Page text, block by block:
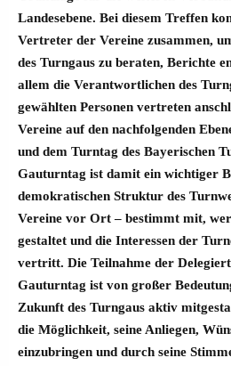
Landesebene. Bei diesem Treffen
Vertreter der Vereine zusammen,
des Turngaus zu beraten, Berichte
allem die Verantwortlichen des
gewählten Personen vertreten
Vereine auf den nachfolgenden
und dem Turntag des Bayerischen
Gauturntag ist damit ein wichtiger
demokratischen Struktur des
Vereine vor Ort – bestimmt mit,
gestaltet und die Interessen der
vertritt. Die Teilnahme der
Gauturntag ist von großer
Zukunft des Turngaus aktiv
die Möglichkeit, seine Anliegen,
einzubringen und durch seine